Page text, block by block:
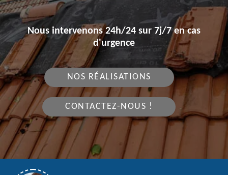
Nous intervenons 24h/24 sur 7j/7 en cas
d'urgence
NOS RÉALISATIONS
CONTACTEZ-NOUS !